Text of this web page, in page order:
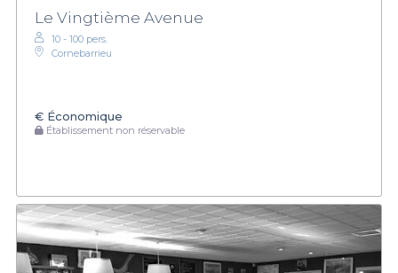
Le Vingtième Avenue
10 - 100 pers.
Cornebarrieu
€ Économique
Établissement non réservable